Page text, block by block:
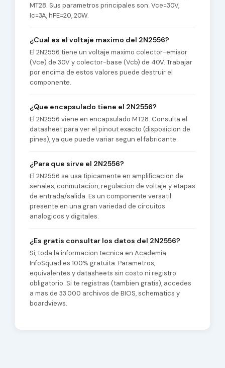
MT28. Sus parametros principales son: Vce=30V,
Ic=3A, hFE=20, 20W.
¿Cual es el voltaje maximo del 2N2556?
El 2N2556 tiene un voltaje maximo colector-emisor
(Vce) de 30V y colector-base (Vcb) de 40V. Trabajar
por encima de estos valores puede destruir el
componente.
¿Que encapsulado tiene el 2N2556?
El 2N2556 viene en encapsulado MT28. Consulta el
datasheet para ver el pinout exacto (disposicion de
pines), ya que puede variar segun el fabricante.
¿Para que sirve el 2N2556?
El 2N2556 se usa tipicamente en amplificacion de
senales, conmutacion, regulacion de voltaje y etapas
de entrada/salida. Es un componente versatil
presente en una gran variedad de circuitos
analogicos y digitales.
¿Es gratis consultar los datos del 2N2556?
Si, toda la informacion tecnica en Academia
InfoSquad es 100% gratuita. Parametros,
equivalentes y datasheets sin costo ni registro
obligatorio. Si te registras (tambien gratis), accedes
a mas de 33.000 archivos de BIOS, schematics y
boardviews.